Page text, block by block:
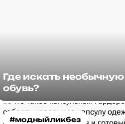
Где искать необычную
обувь?
#модныйликбез